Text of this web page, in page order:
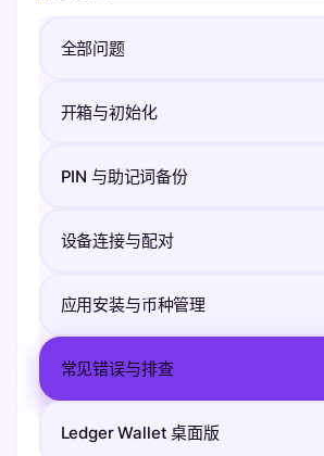
全部问题
开箱与初始化
PIN 与助记词备份
设备连接与配对
应用安装与币种管理
常见错误与排查
Ledger Wallet 桌面版